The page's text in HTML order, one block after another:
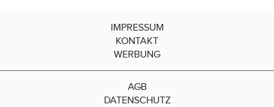
IMPRESSUM
KONTAKT
WERBUNG
AGB
DATENSCHUTZ